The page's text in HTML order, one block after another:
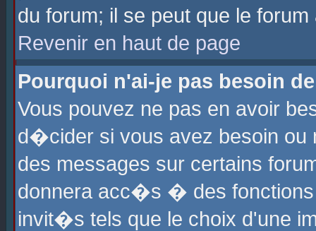
du forum; il se peut que le
Revenir en haut de page
Pourquoi n'ai-je pas besoin
Vous pouvez ne pas en avoir
d�cider si vous avez besoin ou
des messages sur certains
donnera acc�s � des fonctions
invit�s tels que le choix d'une